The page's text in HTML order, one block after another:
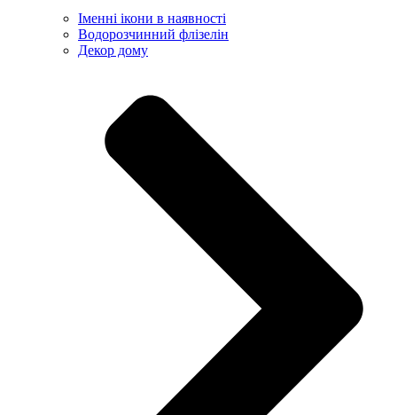
Іменні ікони в наявності
Водорозчинний флізелін
Декор дому